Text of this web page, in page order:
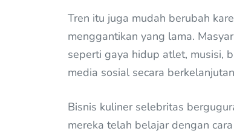
Tren itu juga mudah berubah
menggantikan yang lama.
seperti gaya hidup atlet, musisi,
media sosial secara
Bisnis kuliner selebritas
mereka telah belajar dengan